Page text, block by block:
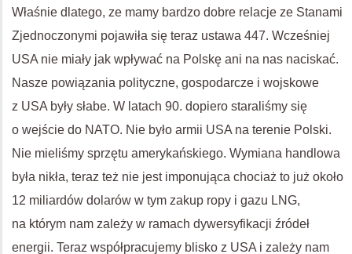
Właśnie dlatego, ze mamy bardzo dobre relacje ze Stanami
Zjednoczonymi pojawiła się teraz ustawa 447. Wcześniej
USA nie miały jak wpływać na Polskę ani na nas naciskać.
Nasze powiązania polityczne, gospodarcze i wojskowe
z USA były słabe. W latach 90. dopiero staraliśmy się
o wejście do NATO. Nie było armii USA na terenie Polski.
Nie mieliśmy sprzętu amerykańskiego. Wymiana handlowa
była nikła, teraz też nie jest imponująca chociaż to już około
12 miliardów dolarów w tym zakup ropy i gazu LNG,
na którym nam zależy w ramach dywersyfikacji źródeł
energii. Teraz współpracujemy blisko z USA i zależy nam